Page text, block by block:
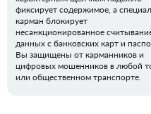
фиксирует содержимое, а
карман блокирует
несанкционированное
данных с банковских карт и
Вы защищены от карманников и
цифровых мошенников в любой
или общественном транспорте.